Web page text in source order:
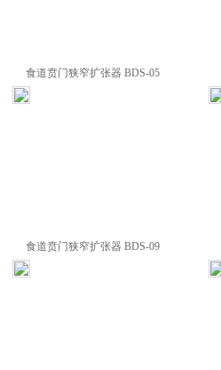
食道贲门狭窄扩张器 BDS-05
食道贲门狭窄扩张器 BDS-09